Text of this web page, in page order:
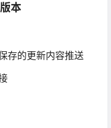
本
存的更新内容推送